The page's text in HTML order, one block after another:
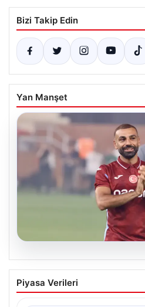
Bizi Takip Edin
Yan Manşet
08.08.2026
Salah Göztepe
Salah Göztepe
Piyasa Verileri